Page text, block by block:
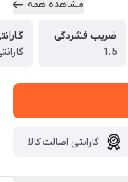
مشاهده همه
ضریب فشردگی
1.5
گارانتی اصالت کالا